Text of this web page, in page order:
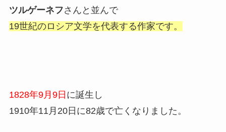
ツルゲーネフさんと並んで
19世紀のロシア文学を代表する作家です。
1828年9月9日 に誕生し
1910年11月20日に82歳で亡くなりました。